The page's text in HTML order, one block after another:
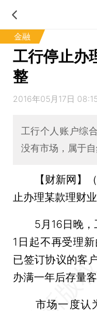
金融
工行停止办
整
2016年05月17日
工行个人账户综
没有市场，属于
【财新网】
止办理某款理财
5月16日晚，
1日起不再受理
已签订协议的客
办满一年后存量
市场一度认为